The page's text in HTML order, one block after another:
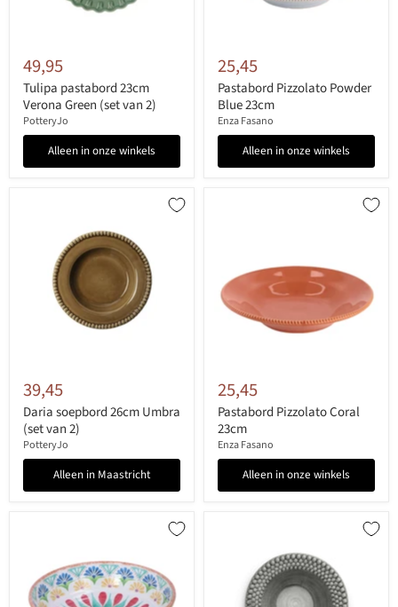
49,95
Tulipa pastabord 23cm
Verona Green (set van 2)
PotteryJo
Alleen in onze winkels
25,45
Pastabord Pizzolato Powder
Blue 23cm
Enza Fasano
Alleen in onze winkels
39,45
Daria soepbord 26cm Umbra
(set van 2)
PotteryJo
Alleen in Maastricht
25,45
Pastabord Pizzolato Coral
23cm
Enza Fasano
Alleen in onze winkels